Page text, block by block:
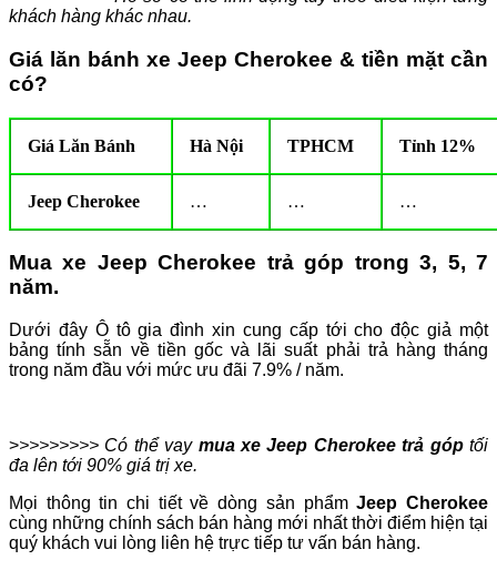
khách hàng khác nhau.
Giá lăn bánh xe Jeep Cherokee & tiền mặt cần
có?
Giá Lăn Bánh Hà Nội TPHCM Tỉnh 12%
Jeep Cherokee … … …
Mua xe Jeep Cherokee trả góp trong 3, 5, 7
năm.
Dưới đây Ô tô gia đình xin cung cấp tới cho độc giả một
bảng tính sẵn về tiền gốc và lãi suất phải trả hàng tháng
trong năm đầu với mức ưu đãi 7.9% / năm.
>>>>>>>>> Có thể vay mua xe Jeep Cherokee trả góptối
đa lên tới 90% giá trị xe.
Mọi thông tin chi tiết về dòng sản phẩmJeep Cherokee
cùng những chính sách bán hàng mới nhất thời điểm hiện tại
quý khách vui lòng liên hệ trực tiếp tư vấn bán hàng.